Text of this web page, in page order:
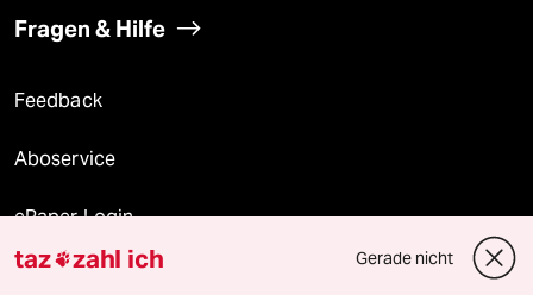
Fragen & Hilfe
Feedback
Aboservice
ePaper Login
Downloads für Abonnierende
taz zahl ich Gerade nicht